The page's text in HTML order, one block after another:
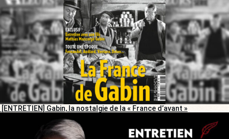
[ENTRETIEN] Gabin, la nostalgie de la « France d’avant »